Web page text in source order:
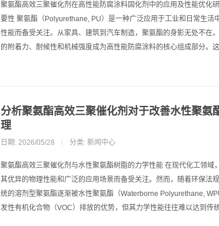
聚氨酯高效三聚催化剂在高性能防腐涂料固化剂中的应用及性能优化
要性 聚氨酯（Polyurethane, PU）是一种广泛应用于工业和日常生活
性能而备受关注。从家具、建筑到汽车制造，聚氨酯的身影无处不在
的附着力、耐候性和机械强度成为高性能防腐涂料的核心组成部分。
分析聚氨酯高效三聚催化剂对于改善水性聚氨
理
日期: 2026/05/28 分类: 新闻中心
聚氨酯高效三聚催化剂与水性聚氨酯树脂的力学性能 在现代化工领域
其优异的物理性能和广泛的应用场景而备受关注。然而，随着环保法
统的溶剂型聚氨酯逐渐被水性聚氨酯（Waterborne Polyurethane,
发性有机化合物（VOC）排放的优势，但其力学性能往往难以达到传